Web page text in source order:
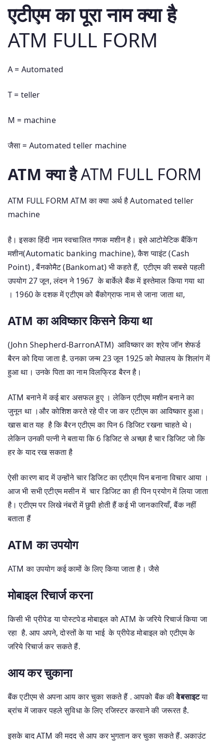
एटीएम का पूरा नाम क्या है
ATM FULL FORM
A = Automated
T = teller
M = machine
जैसा = Automated teller machine
ATM क्या हैATM FULL FORM
ATM FULL FORM ATM का क्या अर्थ है Automated teller
machine
है। इसका हिंदी नाम स्वचालित गणक मशीन है। इसे आटोमेटिक बैंकिंग
मशीन(Automatic banking machine), कैश प्वाइंट (Cash
Point) , बैंनकोमैट (Bankomat) भी कहते हैं, एटीएम की सबसे पहली
उपयोग 27 जून, लंदन ने 1967 के बार्केले बैंक में इस्तेमाल किया गया था
। 1960 के दशक में एटीएम को बैंकोग्राफ नाम से जाना जाता था,
ATM का अविष्कार किसने किया था
(John Shepherd-BarronATM) आविष्कार का श्रेय जॉन शेफर्ड
बैरन को दिया जाता है. उनका जन्म 23 जून 1925 को मेघालय के शिलांग में
हुआ था। उनके पिता का नाम विलफ्रिड बैरन है।
ATM बनाने में कई बार असफल हुए । लेकिन एटीएम मशीन बनाने का
जुनून था ।और कोशिश करते रहे पीर जा कर एटीएम का आविष्कार हुआ।
खास बात यह है कि बैरन एटीएम का पिन 6 डिजिट रखना चाहते थे।
लेकिन उनकी पत्नी ने बताया कि 6 डिजिट से अच्छा है चार डिजिट जो कि
हर के याद रख सकता है
ऐसी कारण बाद में उन्होंने चार डिजिट का एटीएम पिन बनाना विचार आया ।
आज भी सभी एटीएम मसीन में चार डिजिट का ही पिन प्रयोग में लिया जाता
है। एटीएम पर लिखे नंबरों में छुपी होती हैं कई भी जानकारियाँ, बैंक नहीं
बताता हैं
ATM का उपयोग
ATM का उपयोग कई कामों के लिए किया जाता है। जैसे
मोबाइल रिचार्ज करना
किसी भी प्रीपेड या पोस्टपेड मोबाइल को ATM के जरिये रिचार्ज किया जा
रहा है. आप अपने, दोस्तों के या भाई के प्रीपेड मोबाइल को एटीएम के
जरिये रिचार्ज कर सकते हैं.
आय कर चुकाना
बैंक एटीएम से अपना आय कार चुका सकते हैं . आपको बैंक कीवेबसाइटया
ब्रांच में जाकर पहले सुविधा के लिए रजिस्टर करवाने की जरूरत है.
इसके बाद ATM की मदद से आप कर भुगतान कर चुका सकते हैं. अकाउंट